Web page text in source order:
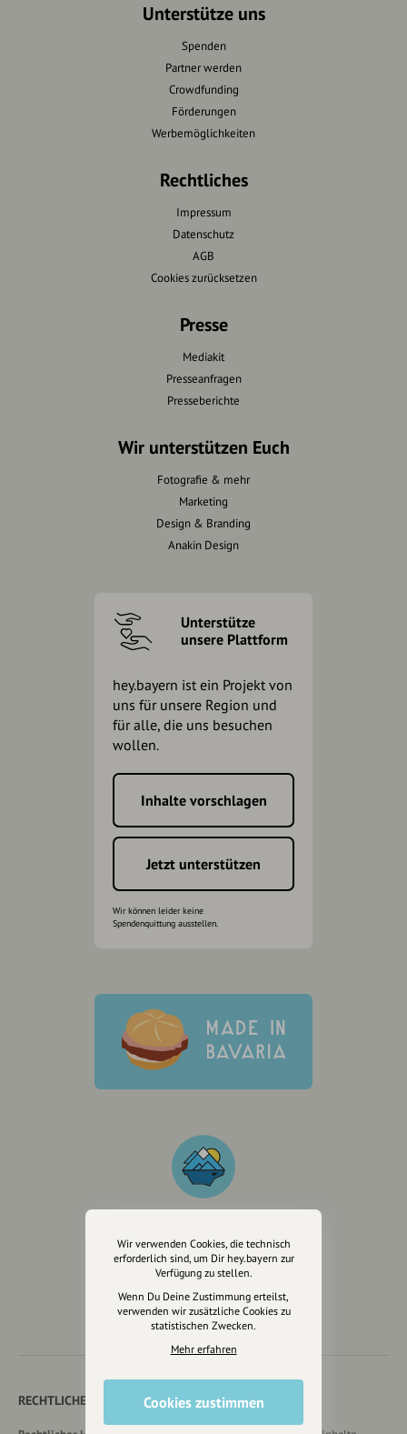
Unterstütze uns
Spenden
Partner werden
Crowdfunding
Förderungen
Werbemöglichkeiten
Rechtliches
Impressum
Datenschutz
AGB
Cookies zurücksetzen
Presse
Mediakit
Presseanfragen
Presseberichte
Wir unterstützen Euch
Fotografie & mehr
Marketing
Design & Branding
Anakin Design
Unterstütze
unsere Plattform
hey.bayern ist ein Projekt von
uns für unsere Region und
für alle, die uns besuchen
wollen.
Inhalte vorschlagen
Jetzt unterstützen
Wir können leider keine
Spendenquittung ausstellen.
Wir sind auch auf
RECHTLICHER HINWEIS UND TRANSPARENZHINWEIS
Wir verwenden Cookies, die technisch
erforderlich sind, um Dir hey.bayern zur
Verfügung zu stellen.
Wenn Du Deine Zustimmung erteilst,
verwenden wir zusätzliche Cookies zu
statistischen Zwecken.
Mehr erfahren
Cookies zustimmen